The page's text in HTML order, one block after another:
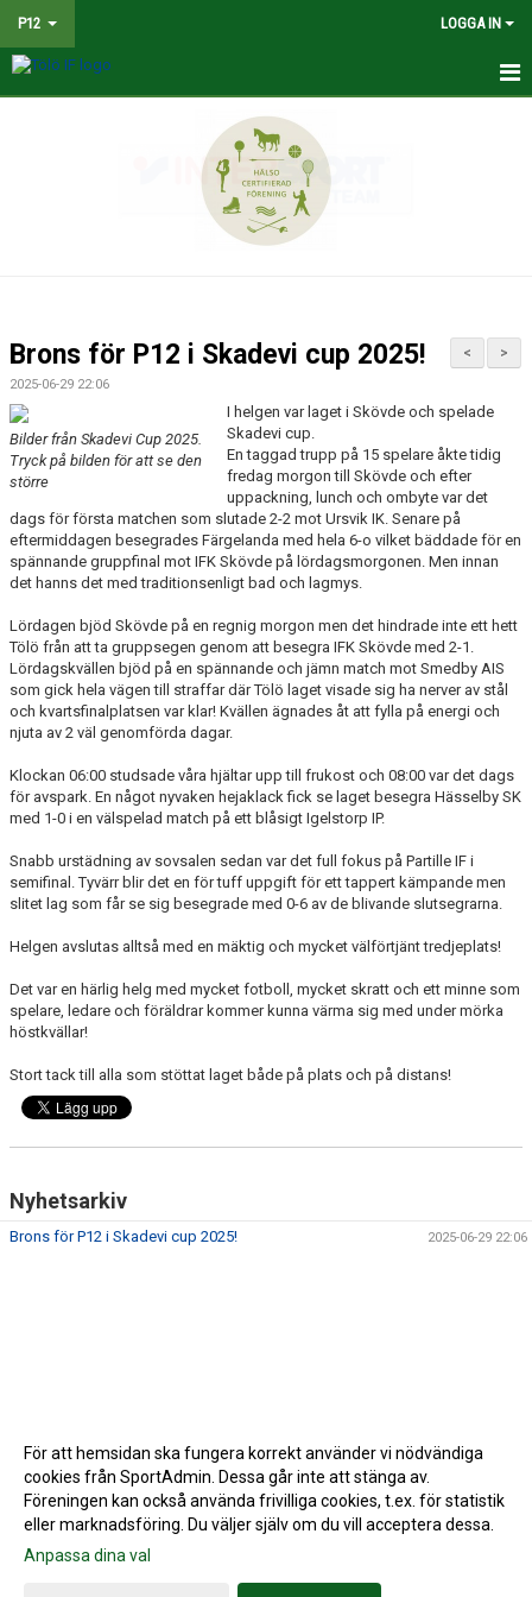
P12 LOGGA IN
BILDGALLERI
DOKUMENT
KONTAKT
>
<
Brons för P12 i Skadevi cup 2025!
2025-06-29 22:06
Bilder från Skadevi Cup 2025.
Tryck på bilden för att se den
större
I helgen var laget i Skövde och spelade
Skadevi cup.
En taggad trupp på 15 spelare åkte tidig
fredag morgon till Skövde och efter
uppackning, lunch och ombyte var det
dags för första matchen som slutade 2-2 mot Ursvik IK. Senare på
eftermiddagen besegrades Färgelanda med hela 6-o vilket bäddade för en
spännande gruppfinal mot IFK Skövde på lördagsmorgonen. Men innan
det hanns det med traditionsenligt bad och lagmys.
Lördagen bjöd Skövde på en regnig morgon men det hindrade inte ett hett
Tölö från att ta gruppsegen genom att besegra IFK Skövde med 2-1.
Lördagskvällen bjöd på en spännande och jämn match mot Smedby AIS
som gick hela vägen till straffar där Tölö laget visade sig ha nerver av stål
och kvartsfinalplatsen var klar! Kvällen ägnades åt att fylla på energi och
njuta av 2 väl genomförda dagar.
Klockan 06:00 studsade våra hjältar upp till frukost och 08:00 var det dags
för avspark. En något nyvaken hejaklack fick se laget besegra Hässelby SK
med 1-0 i en välspelad match på ett blåsigt Igelstorp IP.
Snabb urstädning av sovsalen sedan var det full fokus på Partille IF i
semifinal. Tyvärr blir det en för tuff uppgift för ett tappert kämpande men
slitet lag som får se sig besegrade med 0-6 av de blivande slutsegrarna.
Helgen avslutas alltså med en mäktig och mycket välförtjänt tredjeplats!
Det var en härlig helg med mycket fotboll, mycket skratt och ett minne som
spelare, ledare och föräldrar kommer kunna värma sig med under mörka
höstkvällar!
Stort tack till alla som stöttat laget både på plats och på distans!
Nyhetsarkiv
Brons för P12 i Skadevi cup 2025! 2025-06-29 22:06
Gå till Webbversion
För att hemsidan ska fungera korrekt använder vi nödvändiga
cookies från SportAdmin. Dessa går inte att stänga av.
Föreningen kan också använda frivilliga cookies, t.ex. för statistik
eller marknadsföring. Du väljer själv om du vill acceptera dessa.
Anpassa dina val